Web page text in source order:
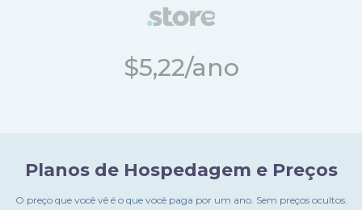
$5,22/ano
Planos de Hospedagem e Preços
O preço que você vê é o que você paga por um ano. Sem preços ocultos.